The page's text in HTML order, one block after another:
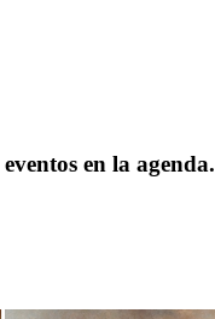
en la agenda.